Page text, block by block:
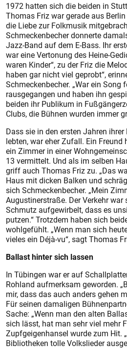
1972 hatten sich die beiden in
Thomas Friz war gerade aus
die Liebe zur Folkmusik
Schmeckenbecher donnerte
Jazz-Band auf dem E-Bass. Ihr
war eine Vertonung des Heine-
waren Kinder“, zu der Friz die
haben gar nicht viel geprobt“,
Schmeckenbecher. „War ein Song
rausgegangen und haben ihn
beiden ihr Publikum in
Clubs, die Bühnen wurden immer
Dass sie in den ersten Jahren
lebten, war eher Zufall. Ein Freund
ein Zimmer in einer
13 vermittelt. Und als im selben
griff auch Thomas Friz zu. „Das
Haus mit dicken Balken und
sich Schmeckenbecher. „Mein
Augustinerstraße. Der Verkehr
Schmutz aufgewirbelt, dass es
putzen.“ Trotzdem haben sich
wohlgefühlt. „Wenn man sich
vieles ein Déjà-vu“, sagt Thomas
Ballast hinter sich lassen
In Tübingen war er auf
Rohland aufmerksam geworden.
mir, dass das auch anders gehen
Für seinen damaligen
Sache: „Wenn man den alten
sich lässt, hat man sehr viel mehr
Zupfgeigenhansel wurde zum Hit.
Bibliotheken tolle Volkslieder